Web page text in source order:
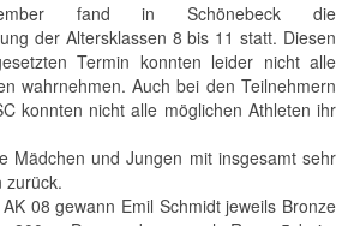
fand in Schönebeck die
der Altersklassen 8 bis 11 statt. Diesen
Termin konnten leider nicht alle
wahrnehmen. Auch bei den Teilnehmern
konnten nicht alle möglichen Athleten ihr
Mädchen und Jungen mit insgesamt sehr
zurück.
08 gewann Emil Schmidt jeweils Bronze